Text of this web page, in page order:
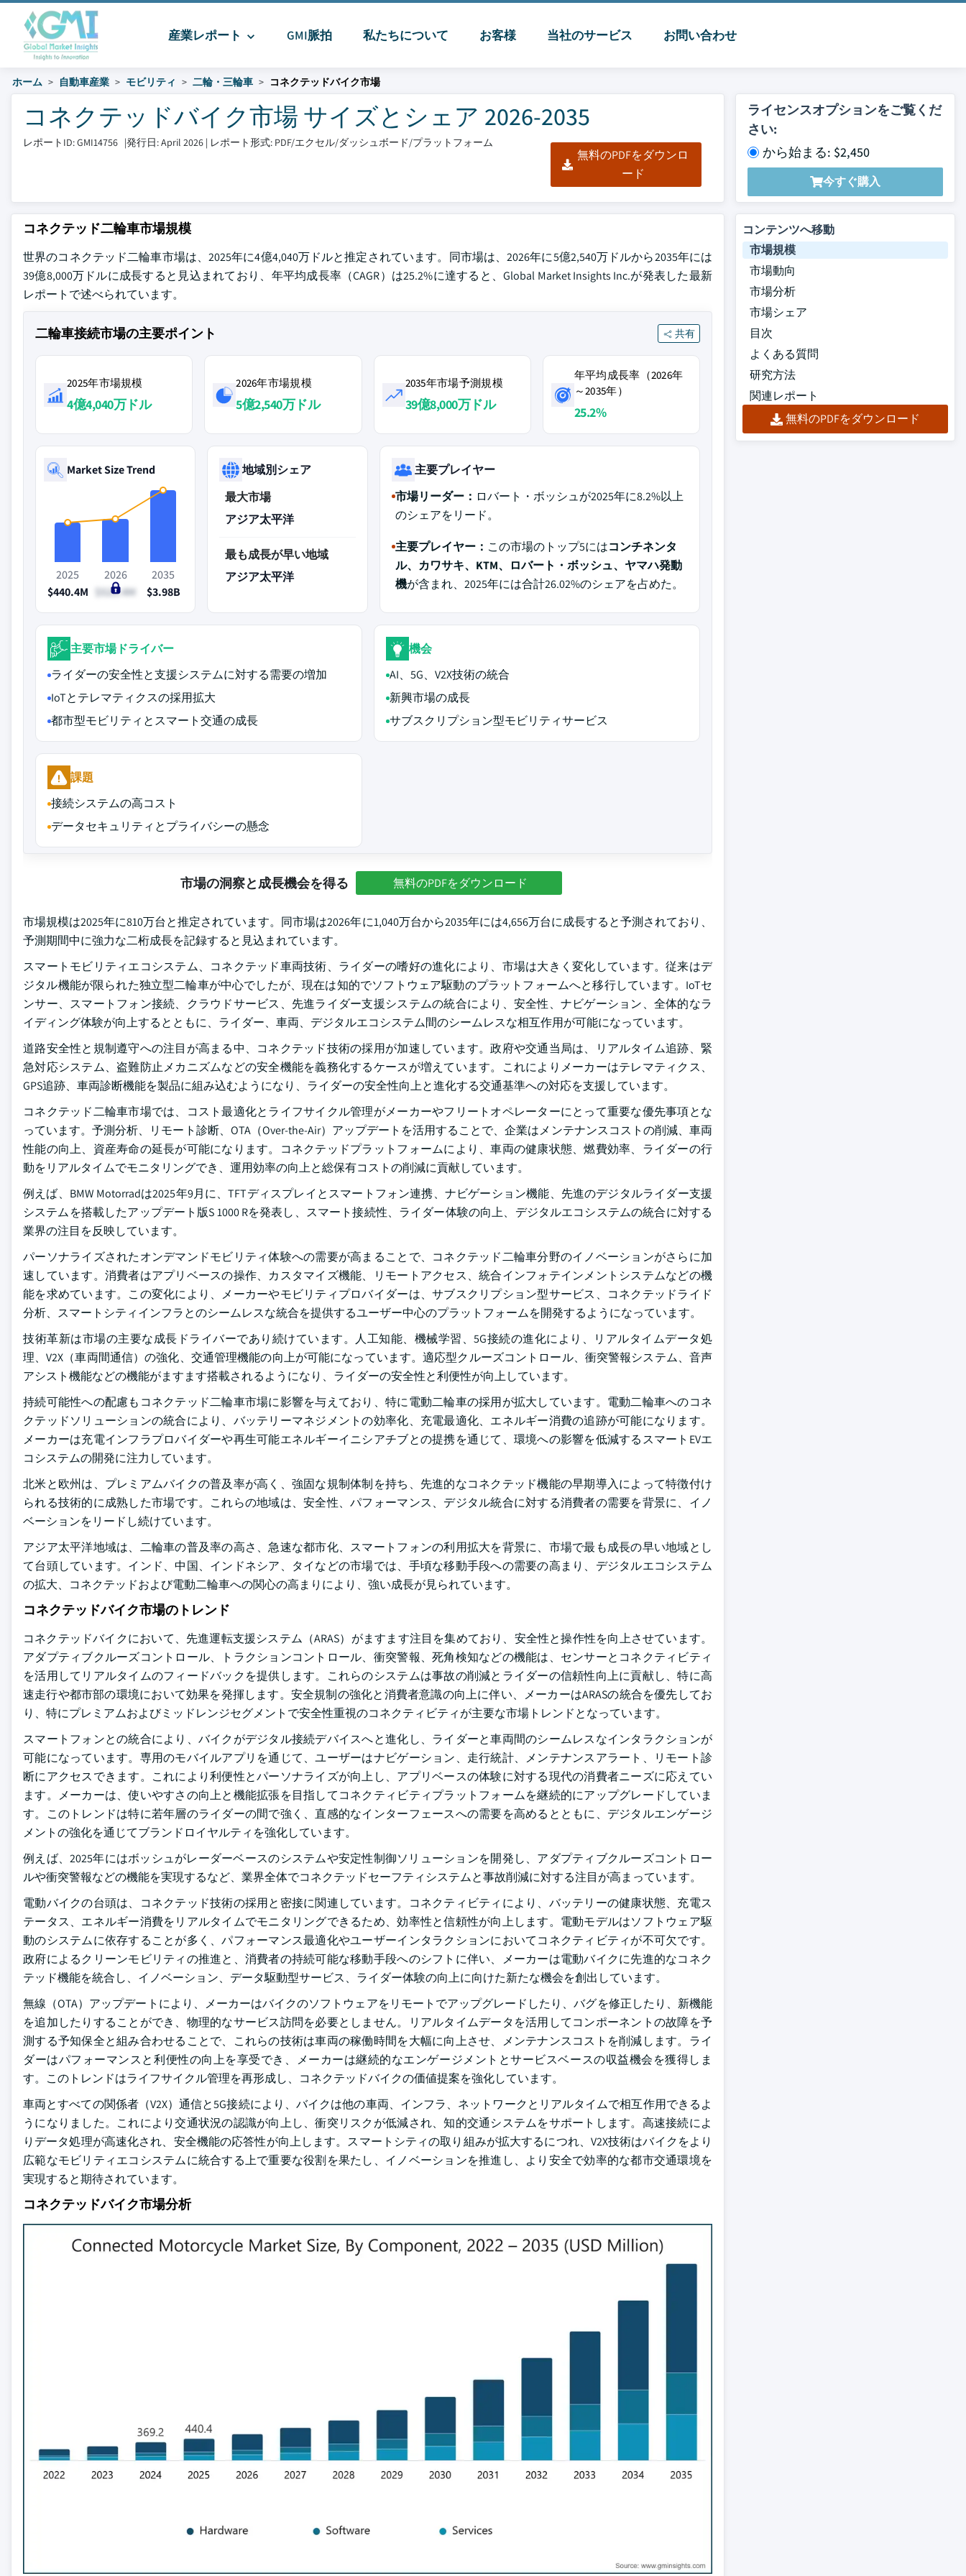
産業レポート GMI脈拍 私たちについて お客様 当社のサービス お問い合わせ
ホーム 自動車産業 モビリティ 二輪・三輪車 コネクテッドバイク市場
コネクテッドバイク市場 サイズとシェア 2026-2035
レポートID: GMI14756 |発行日: April 2026 | レポート形式: PDF/エクセル/ダッシュボード/プラットフォーム
無料のPDFをダウンロ
ード
ライセンスオプションをご覧くだ
さい:
から始まる: $2,450
今すぐ購入
コネクテッド二輪車市場規模
世界のコネクテッド二輪車市場は、2025年に4億4,040万ドルと推定されています。同市場は、2026年に5億2,540万ドルから2035年には
39億8,000万ドルに成長すると見込まれており、年平均成長率（CAGR）は25.2%に達すると、Global Market Insights Inc.が発表した最新
レポートで述べられています。
二輪車接続市場の主要ポイント 共有
2025年市場規模
4億4,040万ドル
2026年市場規模
5億2,540万ドル
2035年市場予測規模
39億8,000万ドル
年平均成長率（2026年
～2035年）
25.2%
Market Size Trend
2025
$440.4M
2026
$525.4M
2035
$3.98B
地域別シェア
最大市場
アジア太平洋
最も成長が早い地域
アジア太平洋
主要プレイヤー
市場リーダー： ロバート・ボッシュが2025年に8.2%以上
のシェアをリード。
主要プレイヤー： この市場のトップ5にはコンチネンタ
ル、カワサキ、KTM、ロバート・ボッシュ、ヤマハ発動
機が含まれ、2025年には合計26.02%のシェアを占めた。
主要市場ドライバー
ライダーの安全性と支援システムに対する需要の増加
IoTとテレマティクスの採用拡大
都市型モビリティとスマート交通の成長
機会
AI、5G、V2X技術の統合
新興市場の成長
サブスクリプション型モビリティサービス
課題
接続システムの高コスト
データセキュリティとプライバシーの懸念
市場の洞察と成長機会を得る 無料のPDFをダウンロード
市場規模は2025年に810万台と推定されています。同市場は2026年に1,040万台から2035年には4,656万台に成長すると予測されており、
予測期間中に強力な二桁成長を記録すると見込まれています。
スマートモビリティエコシステム、コネクテッド車両技術、ライダーの嗜好の進化により、市場は大きく変化しています。従来はデ
ジタル機能が限られた独立型二輪車が中心でしたが、現在は知的でソフトウェア駆動のプラットフォームへと移行しています。IoTセ
ンサー、スマートフォン接続、クラウドサービス、先進ライダー支援システムの統合により、安全性、ナビゲーション、全体的なラ
イディング体験が向上するとともに、ライダー、車両、デジタルエコシステム間のシームレスな相互作用が可能になっています。
道路安全性と規制遵守への注目が高まる中、コネクテッド技術の採用が加速しています。政府や交通当局は、リアルタイム追跡、緊
急対応システム、盗難防止メカニズムなどの安全機能を義務化するケースが増えています。これによりメーカーはテレマティクス、
GPS追跡、車両診断機能を製品に組み込むようになり、ライダーの安全性向上と進化する交通基準への対応を支援しています。
コネクテッド二輪車市場では、コスト最適化とライフサイクル管理がメーカーやフリートオペレーターにとって重要な優先事項とな
っています。予測分析、リモート診断、OTA（Over-the-Air）アップデートを活用することで、企業はメンテナンスコストの削減、車両
性能の向上、資産寿命の延長が可能になります。コネクテッドプラットフォームにより、車両の健康状態、燃費効率、ライダーの行
動をリアルタイムでモニタリングでき、運用効率の向上と総保有コストの削減に貢献しています。
例えば、BMW Motorradは2025年9月に、TFTディスプレイとスマートフォン連携、ナビゲーション機能、先進のデジタルライダー支援
システムを搭載したアップデート版S 1000 Rを発表し、スマート接続性、ライダー体験の向上、デジタルエコシステムの統合に対する
業界の注目を反映しています。
パーソナライズされたオンデマンドモビリティ体験への需要が高まることで、コネクテッド二輪車分野のイノベーションがさらに加
速しています。消費者はアプリベースの操作、カスタマイズ機能、リモートアクセス、統合インフォテインメントシステムなどの機
能を求めています。この変化により、メーカーやモビリティプロバイダーは、サブスクリプション型サービス、コネクテッドライド
分析、スマートシティインフラとのシームレスな統合を提供するユーザー中心のプラットフォームを開発するようになっています。
技術革新は市場の主要な成長ドライバーであり続けています。人工知能、機械学習、5G接続の進化により、リアルタイムデータ処
理、V2X（車両間通信）の強化、交通管理機能の向上が可能になっています。適応型クルーズコントロール、衝突警報システム、音声
アシスト機能などの機能がますます搭載されるようになり、ライダーの安全性と利便性が向上しています。
持続可能性への配慮もコネクテッド二輪車市場に影響を与えており、特に電動二輪車の採用が拡大しています。電動二輪車へのコネ
クテッドソリューションの統合により、バッテリーマネジメントの効率化、充電最適化、エネルギー消費の追跡が可能になります。
メーカーは充電インフラプロバイダーや再生可能エネルギーイニシアチブとの提携を通じて、環境への影響を低減するスマートEVエ
コシステムの開発に注力しています。
北米と欧州は、プレミアムバイクの普及率が高く、強固な規制体制を持ち、先進的なコネクテッド機能の早期導入によって特徴付け
られる技術的に成熟した市場です。これらの地域は、安全性、パフォーマンス、デジタル統合に対する消費者の需要を背景に、イノ
ベーションをリードし続けています。
アジア太平洋地域は、二輪車の普及率の高さ、急速な都市化、スマートフォンの利用拡大を背景に、市場で最も成長の早い地域とし
て台頭しています。インド、中国、インドネシア、タイなどの市場では、手頃な移動手段への需要の高まり、デジタルエコシステム
の拡大、コネクテッドおよび電動二輪車への関心の高まりにより、強い成長が見られています。
コネクテッドバイク市場のトレンド
コネクテッドバイクにおいて、先進運転支援システム（ARAS）がますます注目を集めており、安全性と操作性を向上させています。
アダプティブクルーズコントロール、トラクションコントロール、衝突警報、死角検知などの機能は、センサーとコネクティビティ
を活用してリアルタイムのフィードバックを提供します。これらのシステムは事故の削減とライダーの信頼性向上に貢献し、特に高
速走行や都市部の環境において効果を発揮します。安全規制の強化と消費者意識の向上に伴い、メーカーはARASの統合を優先してお
り、特にプレミアムおよびミッドレンジセグメントで安全性重視のコネクティビティが主要な市場トレンドとなっています。
スマートフォンとの統合により、バイクがデジタル接続デバイスへと進化し、ライダーと車両間のシームレスなインタラクションが
可能になっています。専用のモバイルアプリを通じて、ユーザーはナビゲーション、走行統計、メンテナンスアラート、リモート診
断にアクセスできます。これにより利便性とパーソナライズが向上し、アプリベースの体験に対する現代の消費者ニーズに応えてい
ます。メーカーは、使いやすさの向上と機能拡張を目指してコネクティビティプラットフォームを継続的にアップグレードしていま
す。このトレンドは特に若年層のライダーの間で強く、直感的なインターフェースへの需要を高めるとともに、デジタルエンゲージ
メントの強化を通じてブランドロイヤルティを強化しています。
例えば、2025年にはボッシュがレーダーベースのシステムや安定性制御ソリューションを開発し、アダプティブクルーズコントロー
ルや衝突警報などの機能を実現するなど、業界全体でコネクテッドセーフティシステムと事故削減に対する注目が高まっています。
電動バイクの台頭は、コネクテッド技術の採用と密接に関連しています。コネクティビティにより、バッテリーの健康状態、充電ス
テータス、エネルギー消費をリアルタイムでモニタリングできるため、効率性と信頼性が向上します。電動モデルはソフトウェア駆
動のシステムに依存することが多く、パフォーマンス最適化やユーザーインタラクションにおいてコネクティビティが不可欠です。
政府によるクリーンモビリティの推進と、消費者の持続可能な移動手段へのシフトに伴い、メーカーは電動バイクに先進的なコネク
テッド機能を統合し、イノベーション、データ駆動型サービス、ライダー体験の向上に向けた新たな機会を創出しています。
無線（OTA）アップデートにより、メーカーはバイクのソフトウェアをリモートでアップグレードしたり、バグを修正したり、新機能
を追加したりすることができ、物理的なサービス訪問を必要としません。リアルタイムデータを活用してコンポーネントの故障を予
測する予知保全と組み合わせることで、これらの技術は車両の稼働時間を大幅に向上させ、メンテナンスコストを削減します。ライ
ダーはパフォーマンスと利便性の向上を享受でき、メーカーは継続的なエンゲージメントとサービスベースの収益機会を獲得しま
す。このトレンドはライフサイクル管理を再形成し、コネクテッドバイクの価値提案を強化しています。
車両とすべての関係者（V2X）通信と5G接続により、バイクは他の車両、インフラ、ネットワークとリアルタイムで相互作用できるよ
うになりました。これにより交通状況の認識が向上し、衝突リスクが低減され、知的交通システムをサポートします。高速接続によ
りデータ処理が高速化され、安全機能の応答性が向上します。スマートシティの取り組みが拡大するにつれ、V2X技術はバイクをより
広範なモビリティエコシステムに統合する上で重要な役割を果たし、イノベーションを推進し、より安全で効率的な都市交通環境を
実現すると期待されています。
コネクテッドバイク市場分析
コンテンツへ移動
市場規模
市場動向
市場分析
市場シェア
目次
よくある質問
研究方法
関連レポート
無料のPDFをダウンロード